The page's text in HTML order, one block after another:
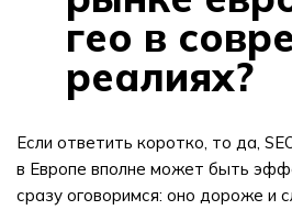
гео в
реалиях?
Если ответить коротко, то да,
в Европе вполне может быть
сразу оговоримся: оно дороже и